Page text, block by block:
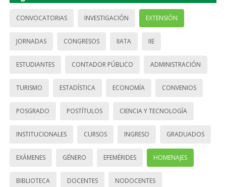
CONVOCATORIAS INVESTIGACIÓN EXTENSIÓN
JORNADAS CONGRESOS IIATA IIE
ESTUDIANTES CONTADOR PÚBLICO ADMINISTRACIÓN
TURISMO ESTADÍSTICA ECONOMÍA CONVENIOS
POSGRADO POSTÍTULOS CIENCIA Y TECNOLOGÍA
INSTITUCIONALES CURSOS INGRESO GRADUADOS
EXÁMENES GÉNERO EFEMÉRIDES HOMENAJES
BIBLIOTECA DOCENTES NODOCENTES